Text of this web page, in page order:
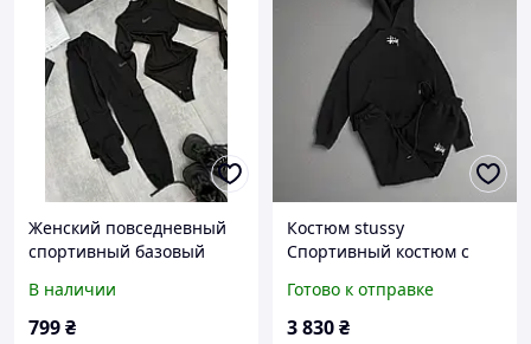
Женский повседневный
спортивный базовый
стразами: боди +
джоггеры двухнитка
В наличии
799₴
Костюм stussy
Спортивный костюм с
Комплект штаны и худи
Одежда Stussy
Готово к отправке
3 830₴